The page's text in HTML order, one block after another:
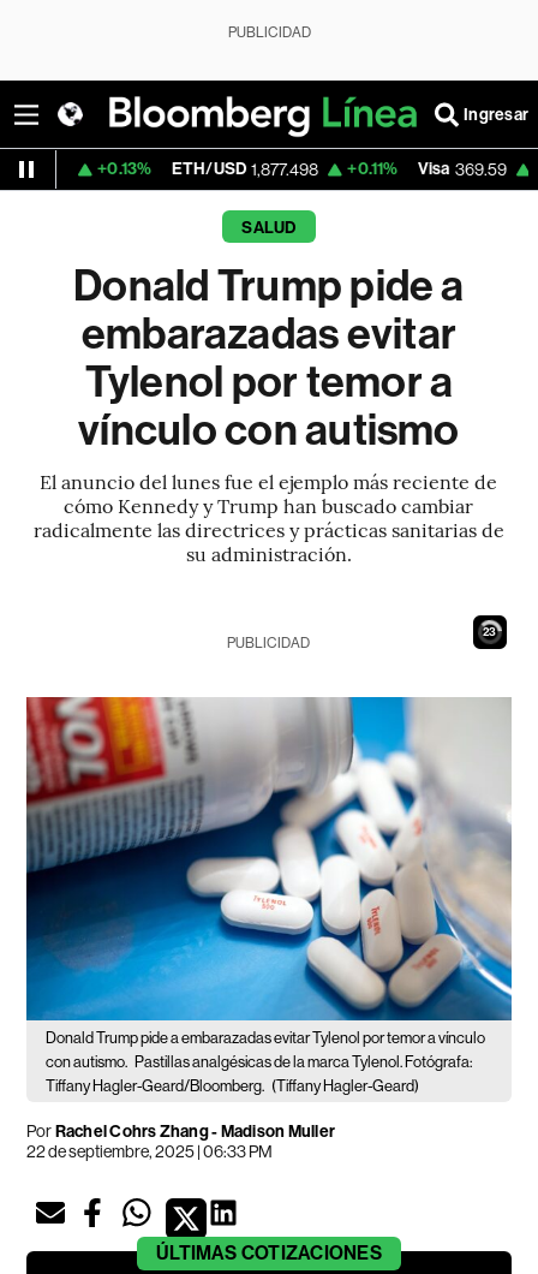
PUBLICIDAD
Ingresar
ETH/USD 1,877.498 +0.11% Visa 369.59 +1.07%
SALUD
Donald Trump pide a
embarazadas evitar
Tylenol por temor a
vínculo con autismo
El anuncio del lunes fue el ejemplo más reciente de
cómo Kennedy y Trump han buscado cambiar
radicalmente las directrices y prácticas sanitarias de
su administración.
22
PUBLICIDAD
Donald Trump pide a embarazadas evitar Tylenol por temor a vínculo
con autismo. Pastillas analgésicas de la marca Tylenol. Fotógrafa:
Tiffany Hagler-Geard/Bloomberg. (Tiffany Hagler-Geard)
PorRachel Cohrs Zhang - Madison Muller
22 de septiembre, 2025 | 06:33 PM
ÚLTIMAS COTIZACIONES